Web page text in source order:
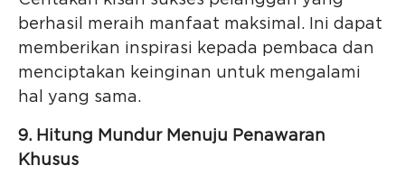
berhasil meraih manfaat maksimal. Ini dapat
memberikan inspirasi kepada pembaca dan
menciptakan keinginan untuk mengalami
hal yang sama.
9. Hitung Mundur Menuju Penawaran
Khusus